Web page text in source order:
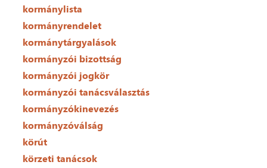
kormánylista
kormányrendelet
kormánytárgyalások
kormányzói bizottság
kormányzói jogkör
kormányzói tanácsválasztás
kormányzókinevezés
kormányzóválság
körút
körzeti tanácsok